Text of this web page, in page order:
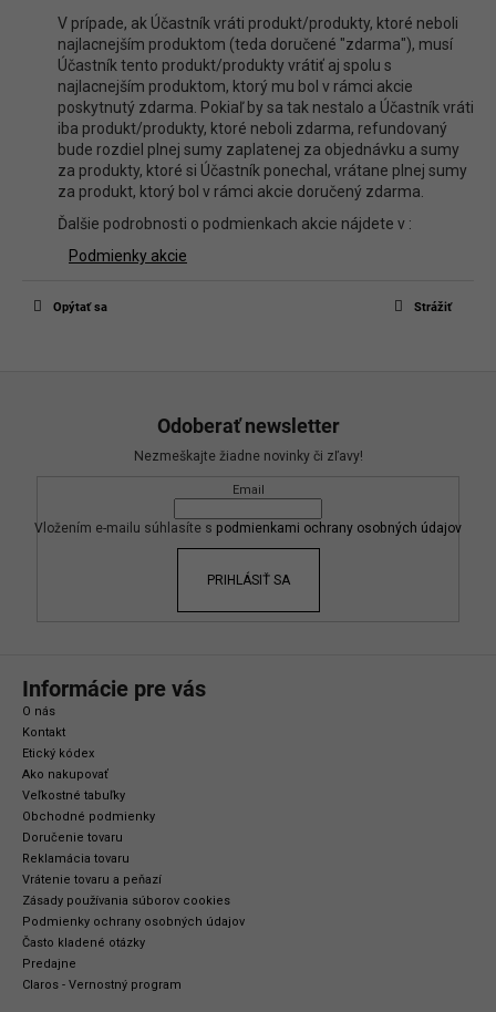
V prípade, ak Účastník vráti produkt/produkty, ktoré neboli
najlacnejším produktom (teda doručené "zdarma"), musí
Účastník tento produkt/produkty vrátiť aj spolu s
najlacnejším produktom, ktorý mu bol v rámci akcie
poskytnutý zdarma. Pokiaľ by sa tak nestalo a Účastník vráti
iba produkt/produkty, ktoré neboli zdarma, refundovaný
bude rozdiel plnej sumy zaplatenej za objednávku a sumy
za produkty, ktoré si Účastník ponechal, vrátane plnej sumy
za produkt, ktorý bol v rámci akcie doručený zdarma.
Ďalšie podrobnosti o podmienkach akcie nájdete v :
Podmienky akcie
Opýtať sa Strážiť
Odoberať newsletter
Nezmeškajte žiadne novinky či zľavy!
Email
Vložením e-mailu súhlasíte s podmienkami ochrany osobných údajov
PRIHLÁSIŤ SA
Informácie pre vás
O nás
Kontakt
Etický kódex
Ako nakupovať
Veľkostné tabuľky
Obchodné podmienky
Doručenie tovaru
Reklamácia tovaru
Vrátenie tovaru a peňazí
Zásady používania súborov cookies
Podmienky ochrany osobných údajov
Často kladené otázky
Predajne
Claros - Vernostný program